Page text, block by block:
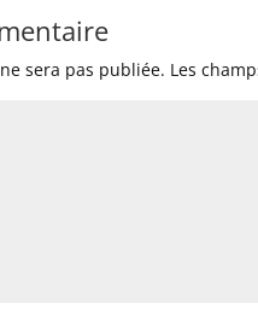
sera pas publiée. Les